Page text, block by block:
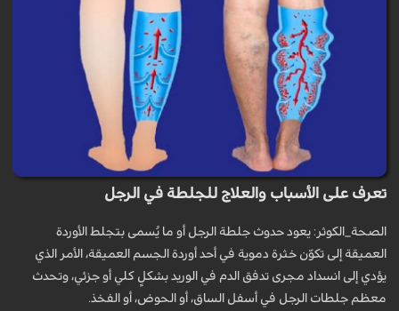
تعرف على الأسباب والعلاج للجلطة في الرجل
الصحة_الكوثر: يعود حدوث جلطة الرجل أو ما يُسمى بتجلط الأوردة
العميقة إلى تكوّن خثرة دموية في أحد أوردة الجسم العميقة، الأمر الذي
يؤدي إلى انسداد مجرى تدفق الدم في الوريد بشكلٍ كلي أو جزئي، وتحدث
معظم جلطات الرجل في أسفل الساق، أو الحوض، أو الفخذ.